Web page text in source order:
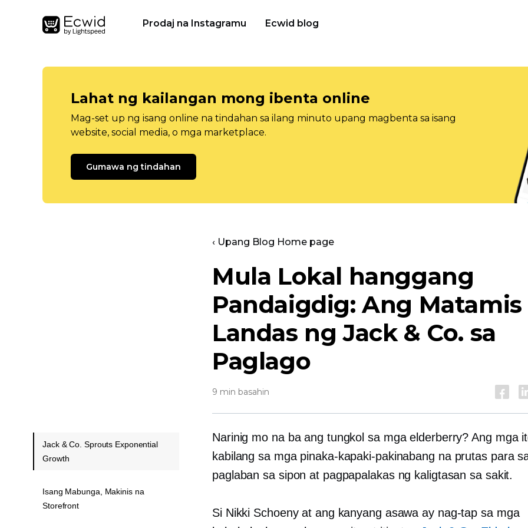
Prodaj na Instagramu Ecwid blog
Lahat ng kailangan mong ibenta online
Mag-set up ng isang online na tindahan sa ilang minuto upang magbenta sa isang
website, social media, o mga marketplace.
Gumawa ng tindahan
‹ Upang Blog Home page
Mula Lokal hanggang
Pandaigdig: Ang Matamis
Landas ng Jack & Co. sa
Paglago
9 min basahin
Narinig mo na ba ang tungkol sa mga elderberry? Ang mga
kabilang sa mga pinaka-kapaki-pakinabang na prutas para
paglaban sa sipon at pagpapalakas ng kaligtasan sa sakit.
Si Nikki Schoeny at ang kanyang asawa ay nag-tap sa mga
Jack & Co. Sprouts Exponential
Growth
Isang Mabunga, Makinis na
Storefront